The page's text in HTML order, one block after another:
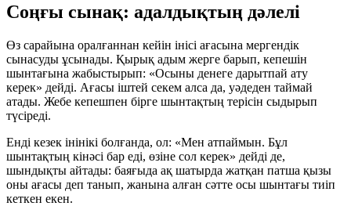
Соңғы сынақ: адалдықтың дәлелі
Өз сарайына оралғаннан кейін інісі ағасына мергендік
сынасуды ұсынады. Қырық адым жерге барып, кепешін
шынтағына жабыстырып: «Осыны денеге дарытпай ату
керек» дейді. Ағасы іштей секем алса да, уәдеден таймай
атады. Жебе кепешпен бірге шынтақтың терісін сыдырып
түсіреді.
Енді кезек інінікі болғанда, ол: «Мен атпаймын. Бұл
шынтақтың кінәсі бар еді, өзіне сол керек» дейді де,
шындықты айтады: баяғыда ақ шатырда жатқан патша қызы
оны ағасы деп танып, жанына алған сәтте осы шынтағы тиіп
кеткен екен.